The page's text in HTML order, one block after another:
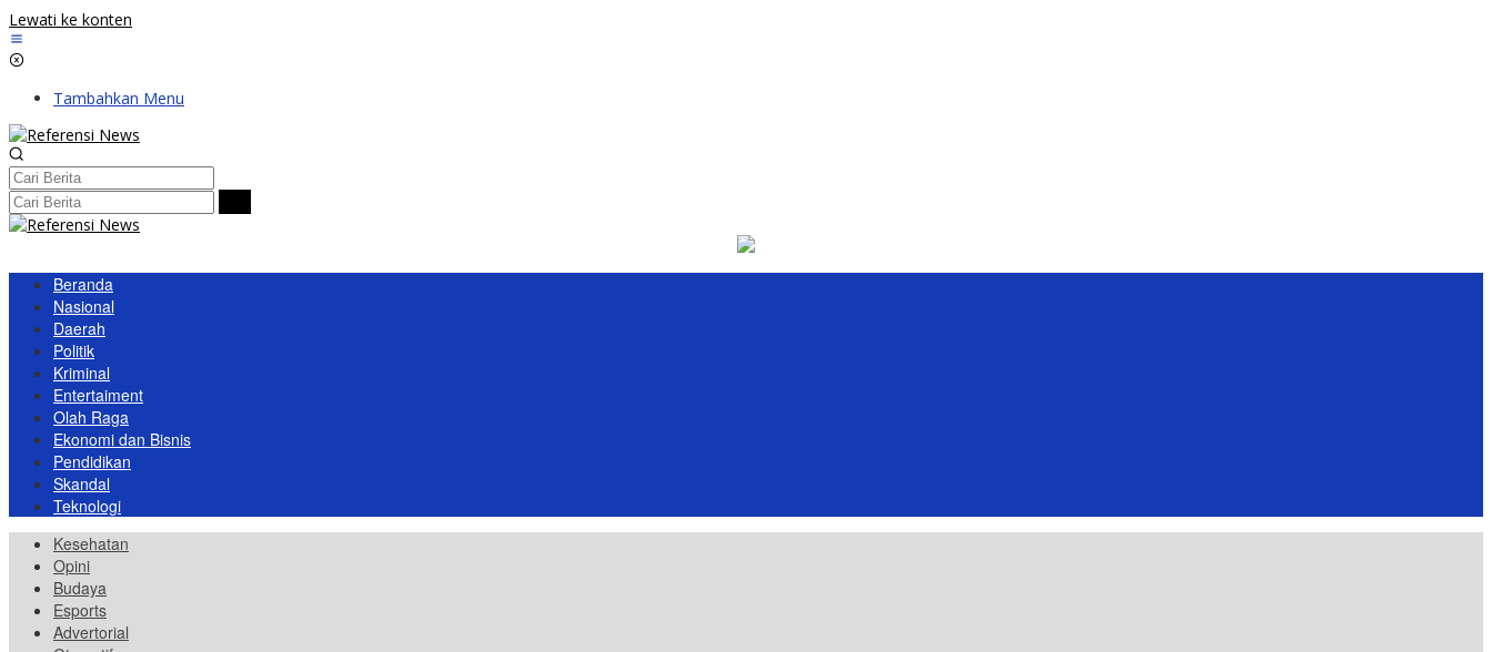
Lewati ke konten
Tambahkan Menu
Beranda
Nasional
Daerah
Politik
Kriminal
Entertaiment
Olah Raga
Ekonomi dan Bisnis
Pendidikan
Skandal
Teknologi
Kesehatan
Opini
Budaya
Esports
Advertorial